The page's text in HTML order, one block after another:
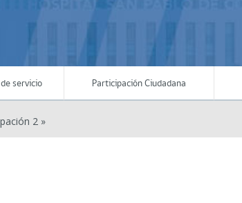
servicio Participación Ciudadana
2 »